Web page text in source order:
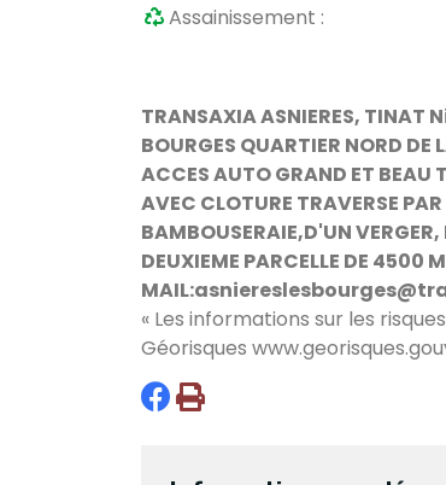
Assainissement :
TRANSAXIA ASNIERES, TINAT
BOURGES QUARTIER NORD DE
ACCES AUTO GRAND ET BEAU
AVEC CLOTURE TRAVERSE
BAMBOUSERAIE,D'UN
DEUXIEME PARCELLE DE 4500
« Les informations sur les
Géorisques